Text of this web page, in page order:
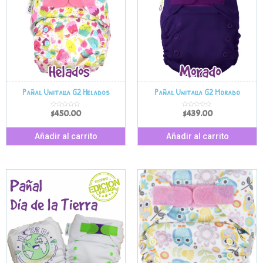
Pañal Unitalla G2 Helados
V
a
o
r
a
d
d
$450.00
Añadir al carrito
Pañal Unitalla G2 Morado
V
a
o
r
a
d
d
e
5
$439.00
Añadir al carrito